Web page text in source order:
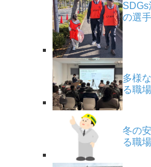
の選
多様
る職
冬の
る職